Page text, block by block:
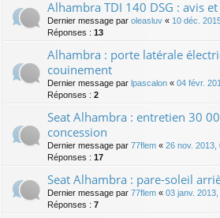
Alhambra TDI 140 DSG : avis
Dernier message par oleasluv « 10 déc.
Réponses : 13
Alhambra : porte latérale
couinement
Dernier message par lpascalon « 04 févr.
Réponses : 2
Seat Alhambra : entretien 30
concession
Dernier message par 77flem « 26 nov. 2013,
Réponses : 17
Seat Alhambra : pare-soleil
Dernier message par 77flem « 03 janv.
Réponses : 7